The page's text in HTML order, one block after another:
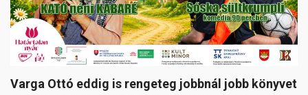
Varga Ottó eddig is rengeteg jobbnál jobb könyvet